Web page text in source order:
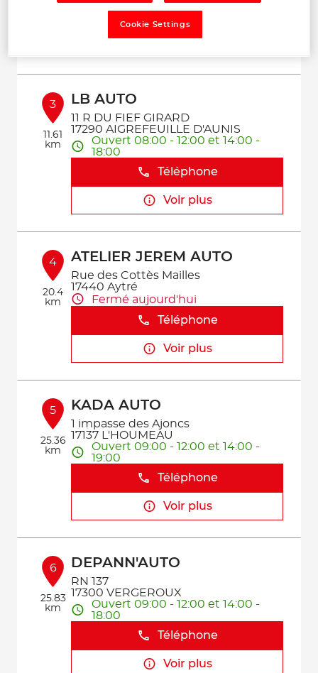
Téléphone
3
11.61
km
LB AUTO
11 R DU FIEF GIRARD
17290 AIGREFEUILLE D'AUNIS
Ouvert 08:00 - 12:00 et 14:00 -
18:00
Téléphone
Voir plus
4
20.4
km
ATELIER JEREM AUTO
Rue des Cottès Mailles
17440 Aytré
Fermé aujourd'hui
Téléphone
Voir plus
5
25.36
km
KADA AUTO
1 impasse des Ajoncs
17137 L'HOUMEAU
Ouvert 09:00 - 12:00 et 14:00 -
19:00
Téléphone
Voir plus
6
25.83
km
DEPANN'AUTO
RN 137
17300 VERGEROUX
Ouvert 09:00 - 12:00 et 14:00 -
18:00
Téléphone
Voir plus
Cookie Settings